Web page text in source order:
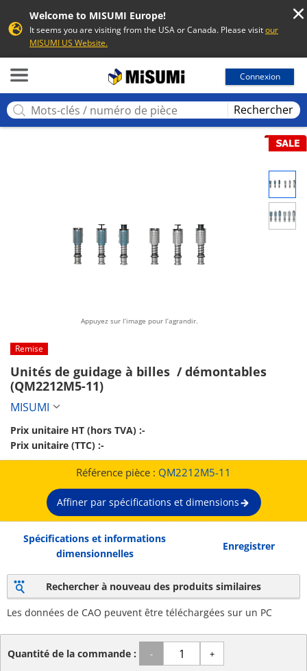
Welcome to MISUMI Europe!
It seems you are visiting from the USA or Canada. Please visitour
MISUMI US Website.
Connexion
Rechercher
Appuyez sur l’image pour l’agrandir.
Remise
Unités de guidage à billes  / démontables
(QM2212M5-11)
MISUMI
Prix unitaire HT (hors TVA) :-
Prix unitaire (TTC) :-
Référence pièce : QM2212M5-11
Affiner par spécifications et dimensions
Spécifications et informations
dimensionnelles
Enregistrer
Rechercher à nouveau des produits similaires
Les données de CAO peuvent être téléchargées sur un PC
Quantité de la commande : - +